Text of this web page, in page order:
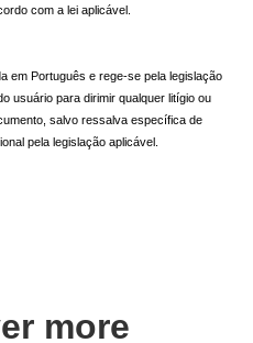
com a lei aplicável.
em Português e rege-se pela legislação
usuário para dirimir qualquer litígio ou
salvo ressalva específica de
pela legislação aplicável.
more